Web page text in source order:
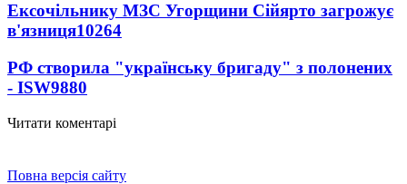
Ексочільнику МЗС Угорщини Сійярто загрожує
в'язниця10264
РФ створила "українську бригаду" з полонених
- ISW9880
Читати коментарі
Повна версія сайту